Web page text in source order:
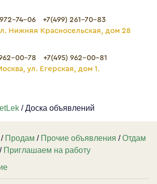
74-06
+7(499) 261-70-83
Нижняя Красносельская, дом 28
00-78
+7(495) 962-00-81
ул. Егерская, дом 1.
/ Доска объявлений
/ Продам / Прочие объявления /Отдам
/ Приглашаем на работу